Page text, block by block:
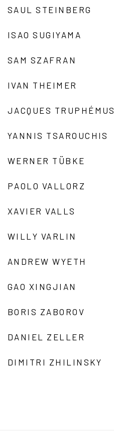
SAUL STEINBERG
ISAO SUGIYAMA
SAM SZAFRAN
IVAN THEIMER
JACQUES TRUPHÉMUS
YANNIS TSAROUCHIS
WERNER TÜBKE
PAOLO VALLORZ
XAVIER VALLS
WILLY VARLIN
ANDREW WYETH
GAO XINGJIAN
BORIS ZABOROV
DANIEL ZELLER
DIMITRI ZHILINSKY